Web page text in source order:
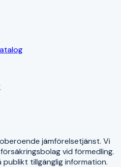
jämförelsetjänst. Vi
vid förmedling.
publikt tillgänglig information.